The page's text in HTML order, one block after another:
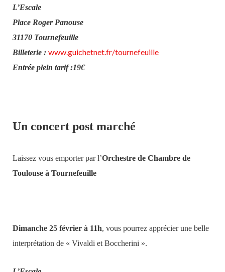
L’Escale
Place Roger Panouse
31170 Tournefeuille
Billeterie : www.guichetnet.fr/tournefeuille
Entrée plein tarif :19€
Un concert post marché
Laissez vous emporter par l’Orchestre de Chambre de
Toulouse à Tournefeuille
Dimanche 25 février à 11h, vous pourrez apprécier une belle
interprétation de « Vivaldi et Boccherini ».